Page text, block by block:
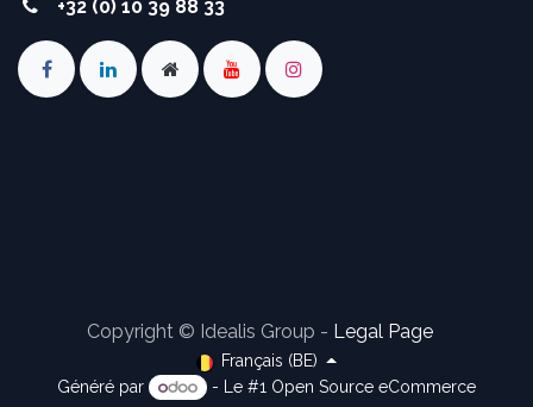
+32 (0) 10 39 88 33
Copyright © Idealis Group - Legal Page
Français (BE)
Généré par
- Le #1 Open Source eCommerce